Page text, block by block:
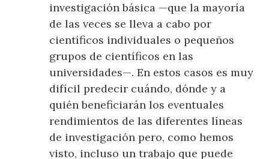
investigación básica —que la mayoría
de las veces se lleva a cabo por
científicos individuales o pequeños
grupos de científicos en las
universidades—. En estos casos es muy
difícil predecir cuándo, dónde y a
quién beneficiarán los eventuales
rendimientos de las diferentes líneas
de investigación pero, como hemos
visto, incluso un trabajo que puede